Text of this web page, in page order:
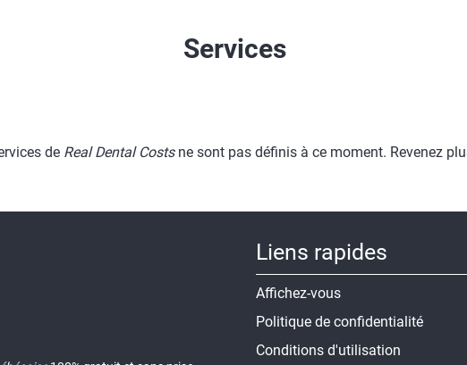
Services
de Real Dental Costsne sont pas définis à ce moment. Revenez
Liens rapides
Affichez-vous
Politique de confidentialité
Conditions d'utilisation